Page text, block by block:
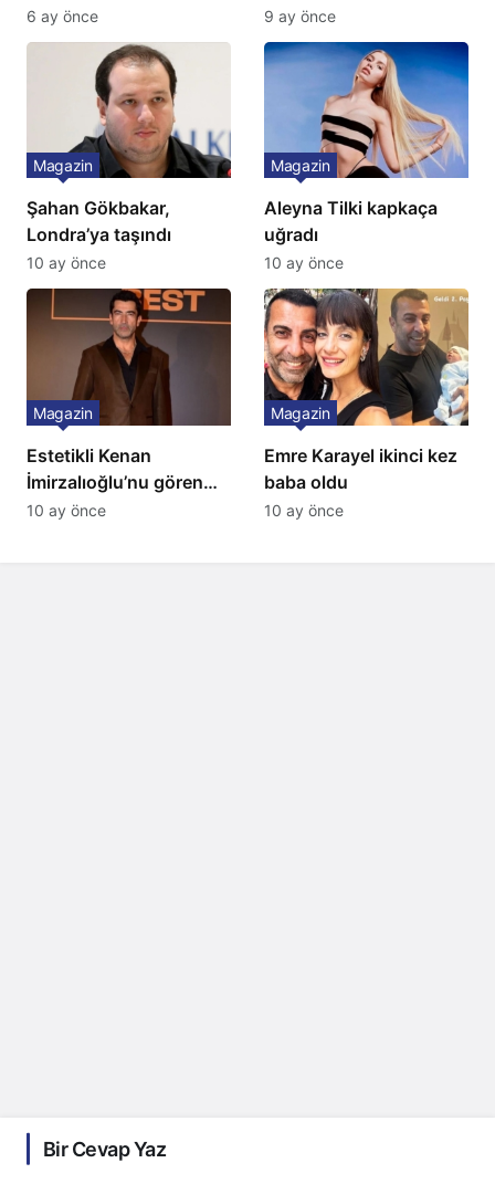
Yok, Tuvalet Yok!”
Çağla Şikel’den Şok
6 ay önce
Türkiye’de bir ilk:
Gözünü 2 ilçeye dikti!
9 ay önce
Şahan Gökbakar,
Londra’ya taşındı
Magazin
10 ay önce
Aleyna Tilki kapkaça
uğradı
Magazin
10 ay önce
Estetikli Kenan
İmirzalıoğlu’nu gören
tanıyamıyor: Son hali
Magazin
10 ay önce
Emre Karayel ikinci kez
baba oldu
Magazin
10 ay önce
Bir Cevap Yaz